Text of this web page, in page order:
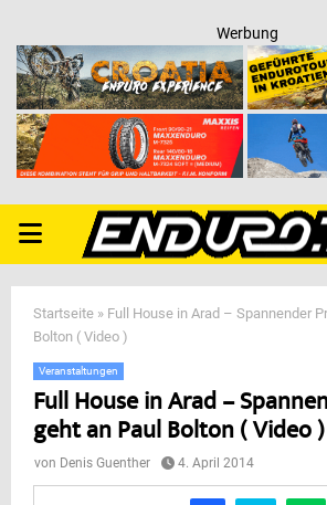
Werbung
PRIMARY
MENU
Startseite » Full House in Arad – Spannender
Bolton ( Video )
Veranstaltungen
Full House in Arad –
geht an Paul Bolton ( Video )
von Denis Guenther 4. April 2014